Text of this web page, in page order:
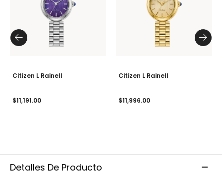
Citizen L Rainell
$11,191.00
Citizen L Rainell
$11,996.00
Detalles De Producto